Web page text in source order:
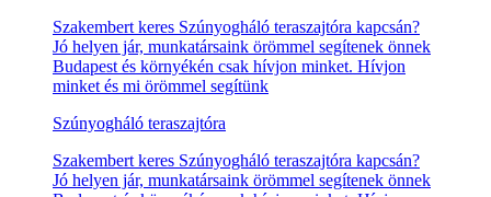
Szakembert keres Szúnyogháló teraszajtóra kapcsán?
Jó helyen jár, munkatársaink örömmel segítenek önnek
Budapest és környékén csak hívjon minket. Hívjon
minket és mi örömmel segítünk
Szúnyogháló teraszajtóra
Szakembert keres Szúnyogháló teraszajtóra kapcsán?
Jó helyen jár, munkatársaink örömmel segítenek önnek